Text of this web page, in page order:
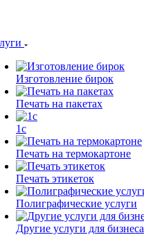
Изготовление бирок
Печать на пакетах
1c
Печать на термокартоне
Печать этикеток
Полиграфические услуги
Другие услуги для бизнеса